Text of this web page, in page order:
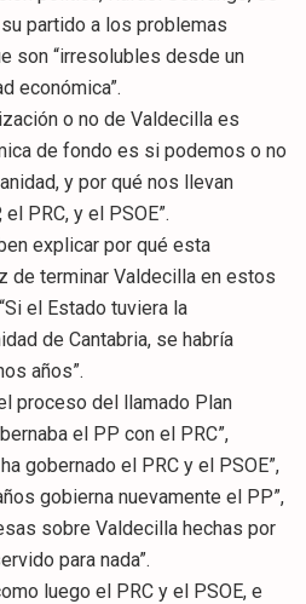
partido a los problemas
son “irresolubles desde un
económica”.
o no de Valdecilla es
de fondo es si podemos o no
y por qué nos llevan
PRC, y el PSOE”.
explicar por qué esta
de terminar Valdecilla en estos
el Estado tuviera la
de Cantabria, se habría
años”.
proceso del llamado Plan
el PP con el PRC”,
gobernado el PRC y el PSOE”,
gobierna nuevamente el PP”,
sobre Valdecilla hechas por
para nada”.
luego el PRC y el PSOE, e